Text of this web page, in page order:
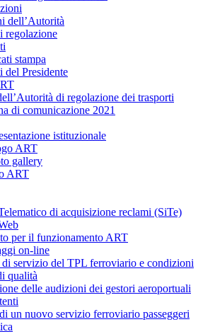
dell’Autorità
regolazione
stampa
del Presidente
di regolazione dei trasporti
di comunicazione 2021
istituzionale
ART
gallery
ART
di acquisizione reclami (SiTe)
per il funzionamento ART
on-line
servizio del TPL ferroviario e condizioni
qualità
delle audizioni dei gestori aeroportuali
un nuovo servizio ferroviario passeggeri